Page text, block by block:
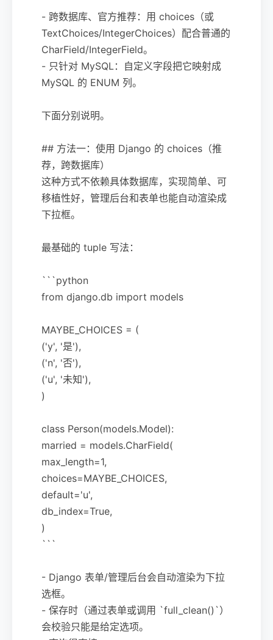
- 跨数据库、官方推荐：用 choices（或
TextChoices/IntegerChoices）配合普通的
CharField/IntegerField。
- 只针对 MySQL：自定义字段把它映射成
MySQL 的 ENUM 列。
下面分别说明。
## 方法一：使用 Django 的 choices（推
荐，跨数据库）
这种方式不依赖具体数据库，实现简单、可
移植性好，管理后台和表单也能自动渲染成
下拉框。
最基础的 tuple 写法：
```python
from django.db import models
MAYBE_CHOICES = (
('y', '是'),
('n', '否'),
('u', '未知'),
)
class Person(models.Model):
married = models.CharField(
max_length=1,
choices=MAYBE_CHOICES,
default='u',
db_index=True,
)
```
- Django 表单/管理后台会自动渲染为下拉
选框。
- 保存时（通过表单或调用 `full_clean()`）
会校验只能是给定选项。